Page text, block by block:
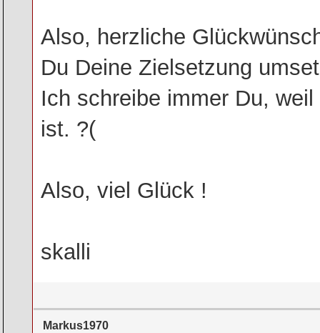
Also, herzliche
Du Deine Zielsetzung
Ich schreibe immer Du,
ist. ?(
Also, viel Glück !
skalli
Markus1970